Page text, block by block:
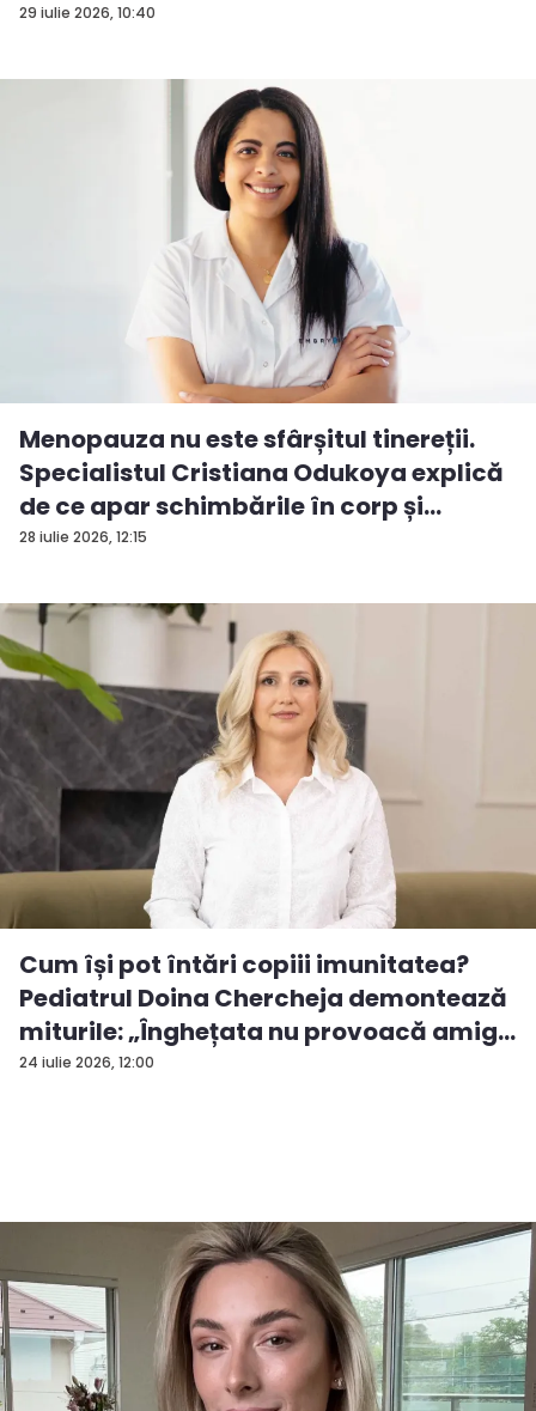
29 iulie 2026, 10:40
28 iulie 2026, 12:15
Menopauza nu este sfârșitul tinereții.
Specialistul Cristiana Odukoya explică
de ce apar schimbările în corp și
stările...
24 iulie 2026, 12:00
Cum își pot întări copiii imunitatea?
Pediatrul Doina Chercheja demontează
miturile: „Înghețata nu provoacă amig...